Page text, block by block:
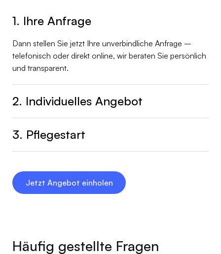
1. Ihre Anfrage
Dann stellen Sie jetzt Ihre unverbindliche Anfrage –
telefonisch oder direkt online, wir beraten Sie persönlich
und transparent.
2. Individuelles Angebot
3. Pflegestart
Jetzt Angebot einholen
Häufig gestellte Fragen